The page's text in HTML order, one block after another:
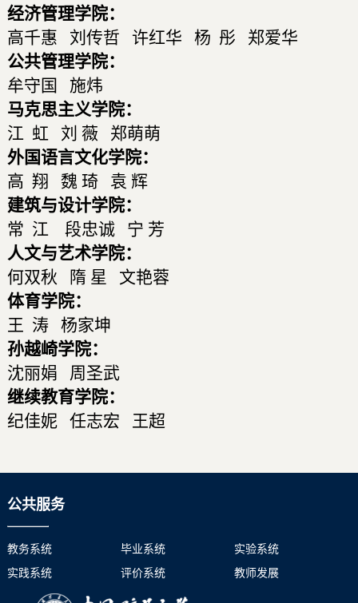
经济管理学院：
高千惠 刘传哲 许红华 杨 彤 郑爱华
公共管理学院：
牟守国 施炜
马克思主义学院：
江 虹 刘 薇 郑萌萌
外国语言文化学院：
高 翔 魏 琦 袁 辉
建筑与设计学院：
常 江 段忠诚 宁 芳
人文与艺术学院：
何双秋 隋 星 文艳蓉
体育学院：
王 涛 杨家坤
孙越崎学院：
沈丽娟 周圣武
继续教育学院：
纪佳妮 任志宏 王超
公共服务
教务系统 毕业系统
实验系统
实践系统
评价系统 教师发展